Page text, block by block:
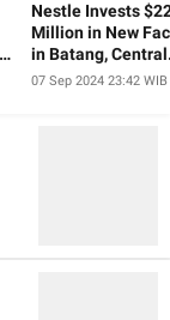
Nestle Invests
Million in New
in Batang, Central
Java
07 Sep 2024 23:42 WIB